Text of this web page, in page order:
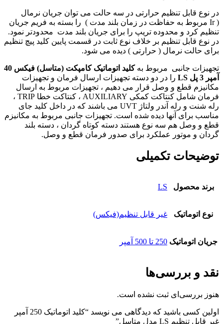
در نوع قابل تنظیم حرارتی در سه حالت می توان جریان نرمال
(
Ir مربوط به حفاظت در زمان بلند مدت ) را بسته به فریم جریان
تنظیم کرد و محدوده تریپ را برای جریان بلند مدت محدودتر نمود.
در نوع قابل تنظیم بر خلاف نوع ثابت در قسمت پایین کلید پیچ تنظیم
برای حالت نرمال ( حرارتی ) دیده می شود.
تجهیزات جانبی مربوط به
کلید اتوماتیک کامپکت (متاسل) فیکس 40
آمپر 3 پل
LS را در دو دسته تجهیزات ارسال فرمان و تجهیزات
مکانیزم قطع و وصل قرار می دهیم ، تجهیزات مربوط به ارسال
فرمان شامل کنتاکت کمکی AUXILIARY ، کنتاکت خطا TRIP ،
رله شنت و رله آندر ولتاژ UVT می باشند که در داخل کلید جای
مناسب برای آنها دیده شده است. تجهیزات جانبی مربوط به مکانیزم
قطع و وصل هم سه نوع هستند دسته کوتاه گردان ، دسته بلند
گردان و موتور عملکرد برای صدور فرمان قطع و وصل.
توضیحات تکمیلی
برند محصول LS
نوع اتوماتیک غیر قابل تنظیم(فیکس)
جریان اتوماتیک 250 تا 500 آمپر
نقد و بررسی‌ها
هنوز بررسی‌ای ثبت نشده است.
اولین کسی باشید که دیدگاهی می نویسد “کلید اتوماتیک 250 آمپر
غیر قابل تنظیم LS مدل متاسل”